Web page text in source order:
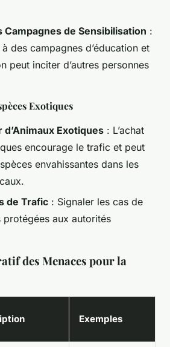
Campagnes de Sensibilisation :
des campagnes d’éducation et
peut inciter d’autres personnes
Exotiques
d’Animaux Exotiques : L’achat
encourage le trafic et peut
envahissantes dans les
de Trafic : Signaler les cas de
protégées aux autorités
des Menaces pour la
Exemples